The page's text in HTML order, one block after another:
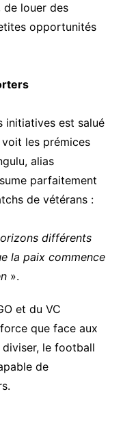
de louer des
opportunités
initiatives est salué
les prémices
alias
parfaitement
de vétérans :
différents
la paix commence
».
et du VC
que face aux
le football
de